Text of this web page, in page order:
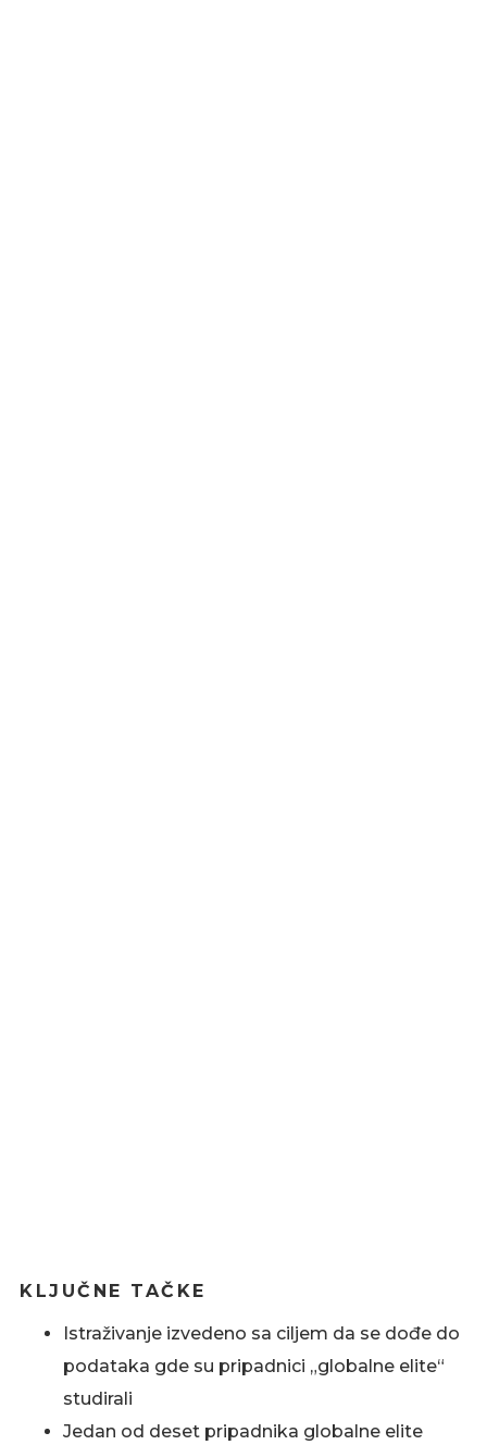
KLJUČNE TAČKE
Istraživanje izvedeno sa ciljem da se dođe do
podataka gde su pripadnici „globalne elite“
studirali
Jedan od deset pripadnika globalne elite